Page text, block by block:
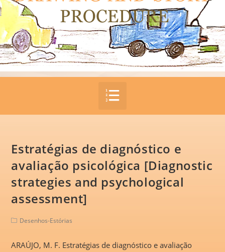
Estratégias de diagnóstico e
avaliação psicológica [Diagnostic
strategies and psychological
assessment]
Desenhos-Estórias
ARAÚJO, M. F. Estratégias de diagnóstico e avaliação